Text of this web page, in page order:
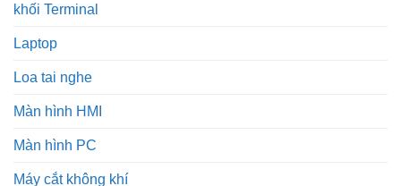
khối Terminal
Laptop
Loa tai nghe
Màn hình HMI
Màn hình PC
Máy cắt không khí